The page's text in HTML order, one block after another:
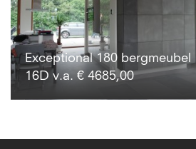
Exceptional 180 bergmeubel
16D v.a. € 4685,00